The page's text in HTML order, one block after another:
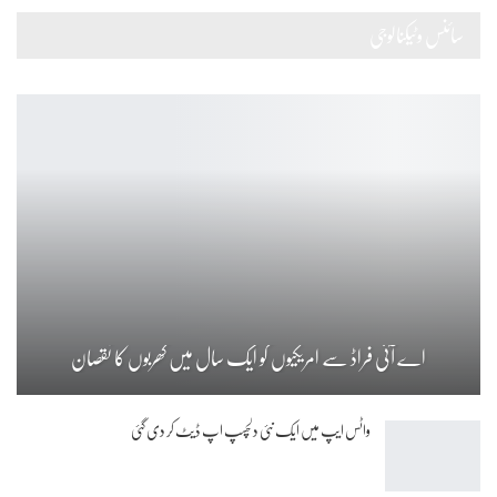
اے آئی فراڈ سے امریکیوں کو ایک سال میں کھربوں کا نقصان
واٹس ایپ میں ایک نئی دلچسپ اپ ڈیٹ کر دی گئی